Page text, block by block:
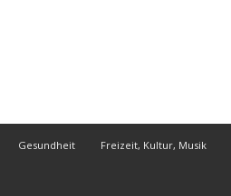
Gesundheit Freizeit, Kultur, Musik